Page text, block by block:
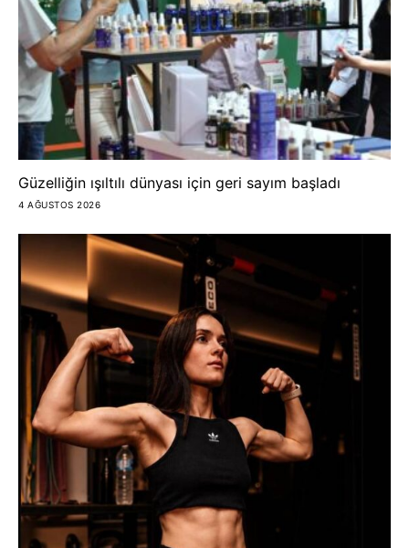
Güzelliğin ışıltılı dünyası için geri sayım başladı
4 AĞUSTOS 2026